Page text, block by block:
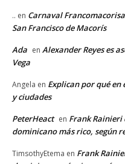
.. en Carnaval
San Francisco de Macorís
Ada en Alexander Reyes es
Vega
Angela en Explican por qué en
y ciudades
PeterHeact en Frank Rainieri
dominicano más rico, según
TimsothyEtema en Frank